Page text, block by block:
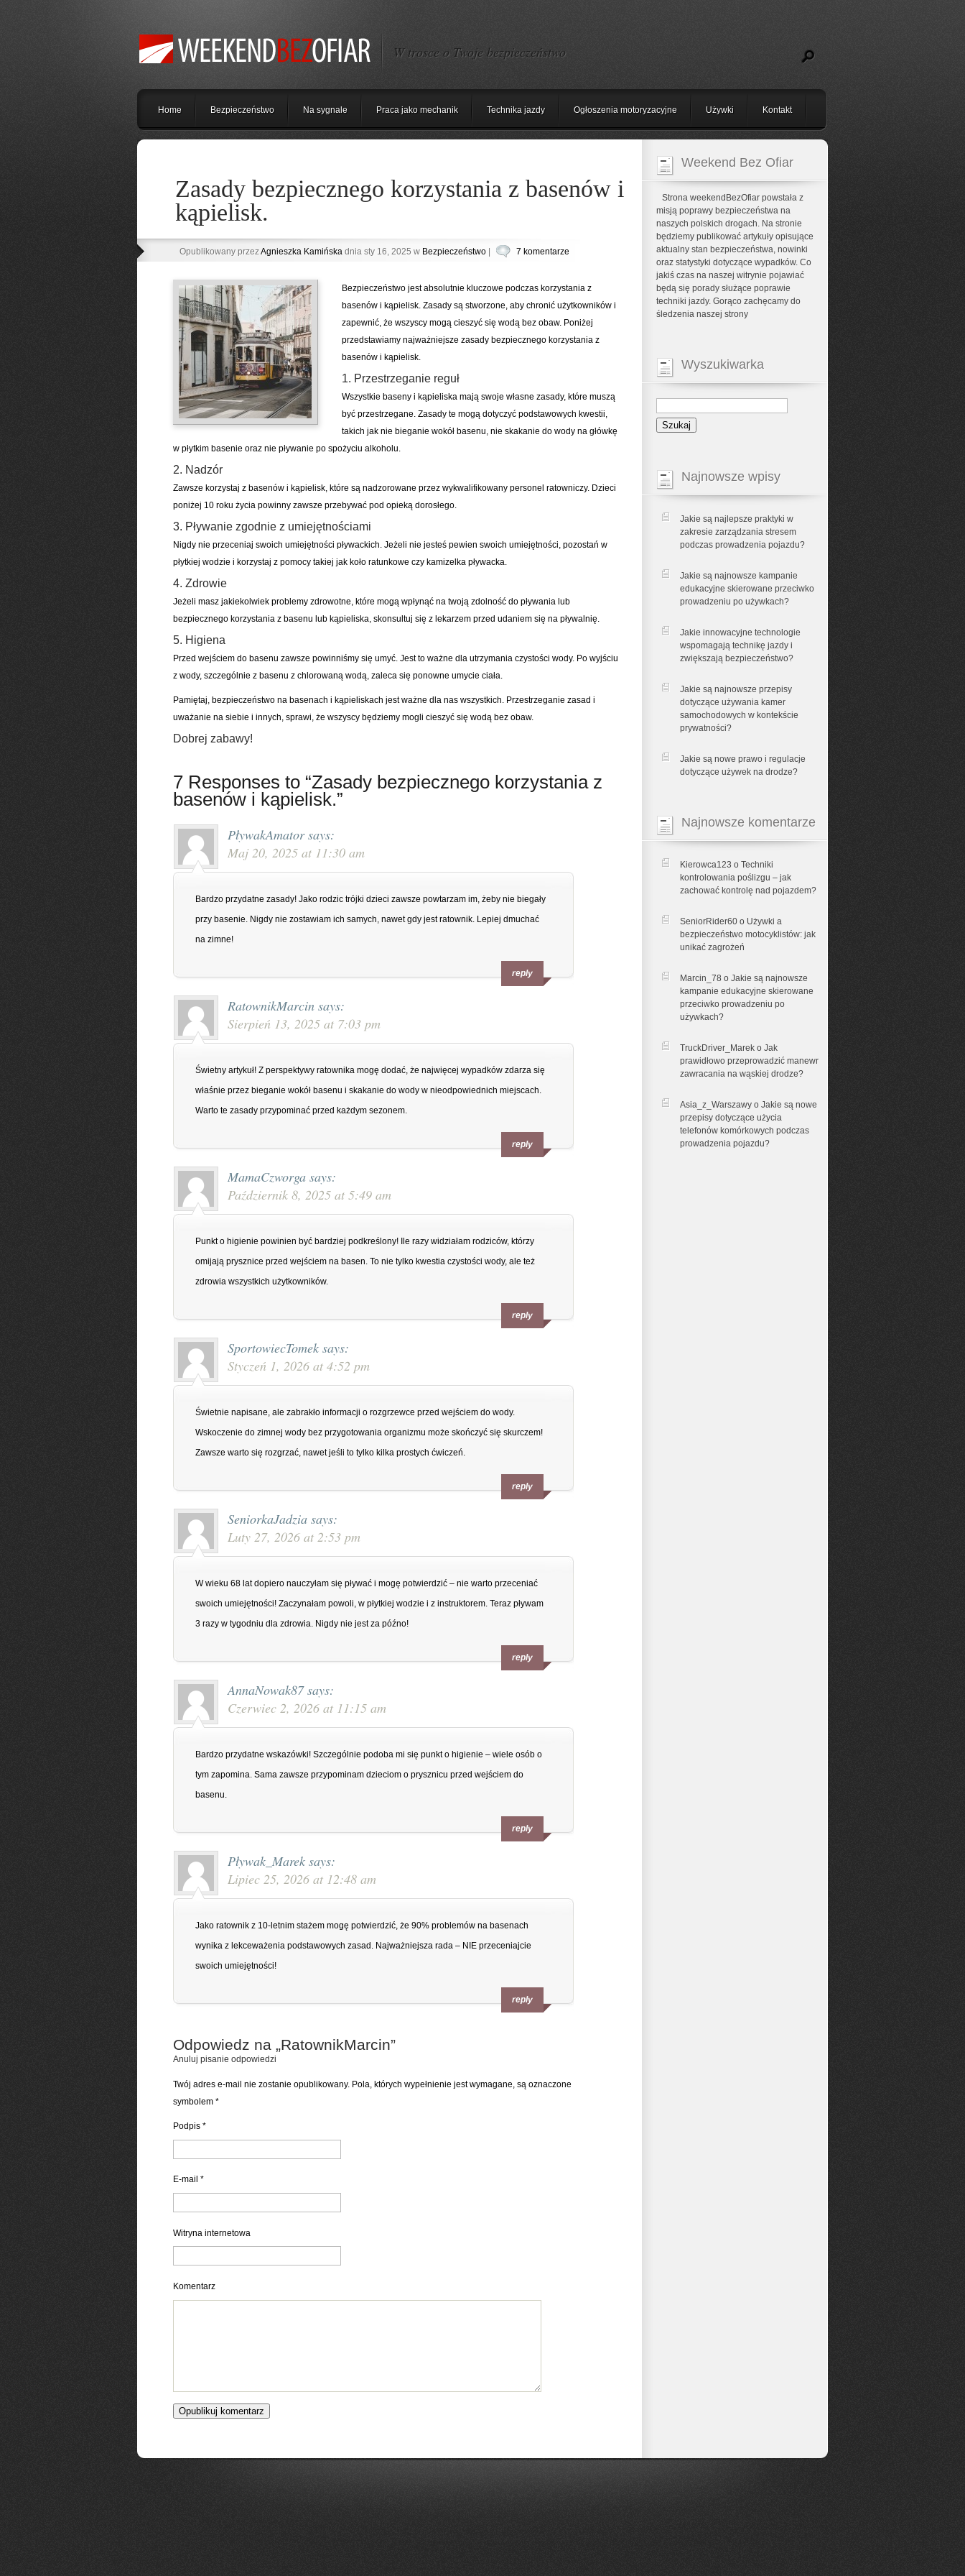
W trosce o Twoje bezpieczeństwo
Home Bezpieczeństwo Na sygnale Praca jako mechanik Technika jazdy Ogłoszenia motoryzacyjne Używki Kontakt
Zasady bezpiecznego korzystania z basenów i
kąpielisk.
Opublikowany przezAgnieszka Kamińskadnia sty 16, 2025 w Bezpieczeństwo| 7 komentarze
Bezpieczeństwo jest absolutnie kluczowe podczas korzystania z
basenów i kąpielisk. Zasady są stworzone, aby chronić użytkowników i
zapewnić, że wszyscy mogą cieszyć się wodą bez obaw. Poniżej
przedstawiamy najważniejsze zasady bezpiecznego korzystania z
basenów i kąpielisk.
1. Przestrzeganie reguł
Wszystkie baseny i kąpieliska mają swoje własne zasady, które muszą
być przestrzegane. Zasady te mogą dotyczyć podstawowych kwestii,
takich jak nie bieganie wokół basenu, nie skakanie do wody na główkę
w płytkim basenie oraz nie pływanie po spożyciu alkoholu.
2. Nadzór
Zawsze korzystaj z basenów i kąpielisk, które są nadzorowane przez wykwalifikowany personel ratowniczy. Dzieci
poniżej 10 roku życia powinny zawsze przebywać pod opieką dorosłego.
3. Pływanie zgodnie z umiejętnościami
Nigdy nie przeceniaj swoich umiejętności pływackich. Jeżeli nie jesteś pewien swoich umiejętności, pozostań w
płytkiej wodzie i korzystaj z pomocy takiej jak koło ratunkowe czy kamizelka pływacka.
4. Zdrowie
Jeżeli masz jakiekolwiek problemy zdrowotne, które mogą wpłynąć na twoją zdolność do pływania lub
bezpiecznego korzystania z basenu lub kąpieliska, skonsultuj się z lekarzem przed udaniem się na pływalnię.
5. Higiena
Przed wejściem do basenu zawsze powinniśmy się umyć. Jest to ważne dla utrzymania czystości wody. Po wyjściu
z wody, szczególnie z basenu z chlorowaną wodą, zaleca się ponowne umycie ciała.
Pamiętaj, bezpieczeństwo na basenach i kąpieliskach jest ważne dla nas wszystkich. Przestrzeganie zasad i
uważanie na siebie i innych, sprawi, że wszyscy będziemy mogli cieszyć się wodą bez obaw.
Dobrej zabawy!
7 Responses to “Zasady bezpiecznego korzystania z
basenów i kąpielisk.”
PływakAmator says:
Maj 20, 2025 at 11:30 am
Bardzo przydatne zasady! Jako rodzic trójki dzieci zawsze powtarzam im, żeby nie biegały
przy basenie. Nigdy nie zostawiam ich samych, nawet gdy jest ratownik. Lepiej dmuchać
na zimne!
reply
RatownikMarcin says:
Sierpień 13, 2025 at 7:03 pm
Świetny artykuł! Z perspektywy ratownika mogę dodać, że najwięcej wypadków zdarza się
właśnie przez bieganie wokół basenu i skakanie do wody w nieodpowiednich miejscach.
Warto te zasady przypominać przed każdym sezonem.
reply
MamaCzworga says:
Październik 8, 2025 at 5:49 am
Punkt o higienie powinien być bardziej podkreślony! Ile razy widziałam rodziców, którzy
omijają prysznice przed wejściem na basen. To nie tylko kwestia czystości wody, ale też
zdrowia wszystkich użytkowników.
reply
SportowiecTomek says:
Styczeń 1, 2026 at 4:52 pm
Świetnie napisane, ale zabrakło informacji o rozgrzewce przed wejściem do wody.
Wskoczenie do zimnej wody bez przygotowania organizmu może skończyć się skurczem!
Zawsze warto się rozgrzać, nawet jeśli to tylko kilka prostych ćwiczeń.
reply
SeniorkaJadzia says:
Luty 27, 2026 at 2:53 pm
W wieku 68 lat dopiero nauczyłam się pływać i mogę potwierdzić – nie warto przeceniać
swoich umiejętności! Zaczynałam powoli, w płytkiej wodzie i z instruktorem. Teraz pływam
3 razy w tygodniu dla zdrowia. Nigdy nie jest za późno!
reply
AnnaNowak87 says:
Czerwiec 2, 2026 at 11:15 am
Bardzo przydatne wskazówki! Szczególnie podoba mi się punkt o higienie – wiele osób o
tym zapomina. Sama zawsze przypominam dzieciom o prysznicu przed wejściem do
basenu.
reply
Pływak_Marek says:
Lipiec 25, 2026 at 12:48 am
Jako ratownik z 10-letnim stażem mogę potwierdzić, że 90% problemów na basenach
wynika z lekceważenia podstawowych zasad. Najważniejsza rada – NIE przeceniajcie
swoich umiejętności!
reply
Odpowiedz na „RatownikMarcin”
Anuluj pisanie odpowiedzi
Twój adres e-mail nie zostanie opublikowany. Pola, których wypełnienie jest wymagane, są oznaczone
symbolem *
Podpis *
E-mail *
Witryna internetowa
Komentarz
Weekend Bez Ofiar
Strona weekendBezOfiar powstała z
misją poprawy bezpieczeństwa na
naszych polskich drogach. Na stronie
będziemy publikować artykuły opisujące
aktualny stan bezpieczeństwa, nowinki
oraz statystyki dotyczące wypadków. Co
jakiś czas na naszej witrynie pojawiać
będą się porady służące poprawie
techniki jazdy. Gorąco zachęcamy do
śledzenia naszej strony
Wyszukiwarka
Najnowsze wpisy
Jakie są najlepsze praktyki w
zakresie zarządzania stresem
podczas prowadzenia pojazdu?
Jakie są najnowsze kampanie
edukacyjne skierowane przeciwko
prowadzeniu po używkach?
Jakie innowacyjne technologie
wspomagają technikę jazdy i
zwiększają bezpieczeństwo?
Jakie są najnowsze przepisy
dotyczące używania kamer
samochodowych w kontekście
prywatności?
Jakie są nowe prawo i regulacje
dotyczące używek na drodze?
Najnowsze komentarze
Kierowca123 o Techniki
kontrolowania poślizgu – jak
zachować kontrolę nad pojazdem?
SeniorRider60 o Używki a
bezpieczeństwo motocyklistów: jak
unikać zagrożeń
Marcin_78 o Jakie są najnowsze
kampanie edukacyjne skierowane
przeciwko prowadzeniu po
używkach?
TruckDriver_Marek o Jak
prawidłowo przeprowadzić manewr
zawracania na wąskiej drodze?
Asia_z_Warszawy o Jakie są nowe
przepisy dotyczące użycia
telefonów komórkowych podczas
prowadzenia pojazdu?